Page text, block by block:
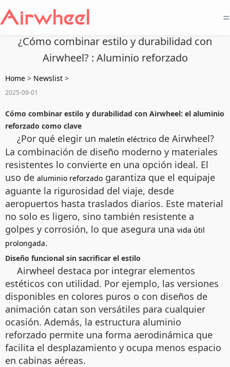
=
¿Cómo combinar estilo y durabilidad con
Airwheel? : Aluminio reforzado
Home > Newslist >
2025-09-01
Cómo combinar estilo y durabilidad con Airwheel: el aluminio
reforzado como clave
¿Por qué elegir un maletín eléctrico de Airwheel?
La combinación de diseño moderno y materiales
resistentes lo convierte en una opción ideal. El
uso de aluminio reforzado garantiza que el equipaje
aguante la rigurosidad del viaje, desde
aeropuertos hasta traslados diarios. Este material
no solo es ligero, sino también resistente a
golpes y corrosión, lo que asegura una vida útil
prolongada.
Diseño funcional sin sacrificar el estilo
Airwheel destaca por integrar elementos
estéticos con utilidad. Por ejemplo, las versiones
disponibles en colores puros o con diseños de
animación catan son versátiles para cualquier
ocasión. Además, la estructura aluminio
reforzado permite una forma aerodinámica que
facilita el desplazamiento y ocupa menos espacio
en cabinas aéreas.